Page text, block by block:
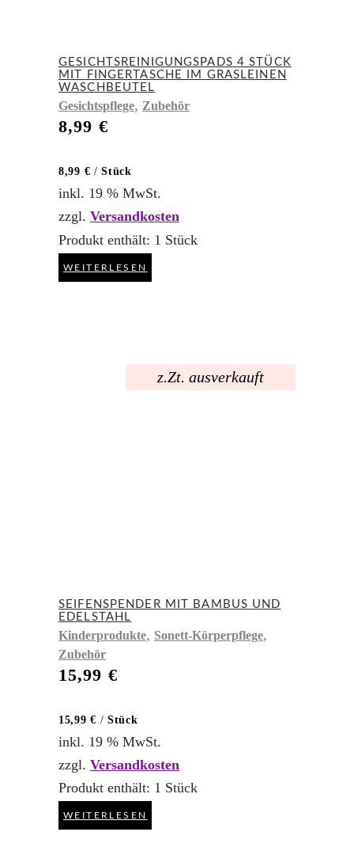
GESICHTSREINIGUNGSPADS 4 STÜCK
MIT FINGERTASCHE IM GRASLEINEN
WASCHBEUTEL
Gesichtspflege, Zubehör
8,99 €
8,99 € /Stück
inkl. 19 % MwSt.
zzgl. Versandkosten
Produkt enthält: 1 Stück
WEITERLESEN
z.Zt. ausverkauft
SEIFENSPENDER MIT BAMBUS UND
EDELSTAHL
Kinderprodukte, Sonett-Körperpflege,
Zubehör
15,99 €
15,99€ /Stück
inkl. 19 % MwSt.
zzgl. Versandkosten
Produkt enthält: 1 Stück
WEITERLESEN